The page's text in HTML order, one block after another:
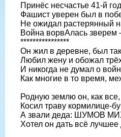
Принёс несчастье 41-й
Фашист уверен был в
Не ожидал растерянный
Война ворвАлась
****************
Он жил в деревне, был
Любил жену и обожал
И никогда не думал о
Как многие в то время,
Родную землю он, как
Косил траву кормилице-
А звали деда: ШУМОВ
Хотел он дать всё лучшее